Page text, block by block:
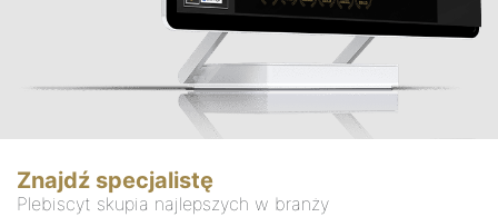
Znajdź specjalistę
Plebiscyt skupia najlepszych w branży